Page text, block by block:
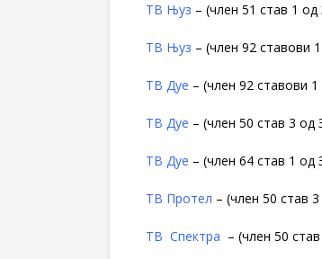
ТВ Њуз – (член 51 став 1
ТВ Њуз – (член 92 ставови
ТВ Дуе – (член 92 ставови
ТВ Дуе – (член 50 став 3
ТВ Дуе – (член 64 став 1
ТВ Протел – (член 50 став
ТВ Спектра – (член 50